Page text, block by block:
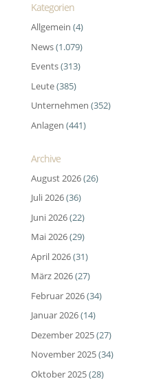
Kategorien
Allgemein (4)
News(1.079)
Events(313)
Leute(385)
Unternehmen (352)
Anlagen (441)
Archive
August 2026(26)
Juli 2026(36)
Juni 2026(22)
Mai 2026(29)
April 2026(31)
März 2026(27)
Februar 2026(34)
Januar 2026(14)
Dezember 2025(27)
November 2025(34)
Oktober 2025(28)